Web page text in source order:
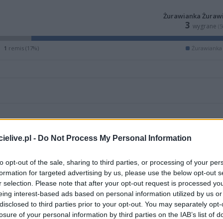
- Do Not Process My Personal Information
opt-out of the sale, sharing to third parties, or processing of your
for targeted advertising by us, please use the below opt-out
selection. Please note that after your opt-out request is processed
interest-based ads based on personal information utilized by us
to third parties prior to your opt-out. You may separately
of your personal information by third parties on the IAB’s list of
Żurawianka
3 wygrane
1 remis (17%)
ZOBACZ WIĘCEJ (2)